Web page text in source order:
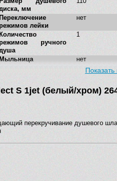
мм
Переключение
лейки
нет
Количество
ручного
1
Мыльница
нет
современная
S 1jet (белый/хром)
перекручивание душевого